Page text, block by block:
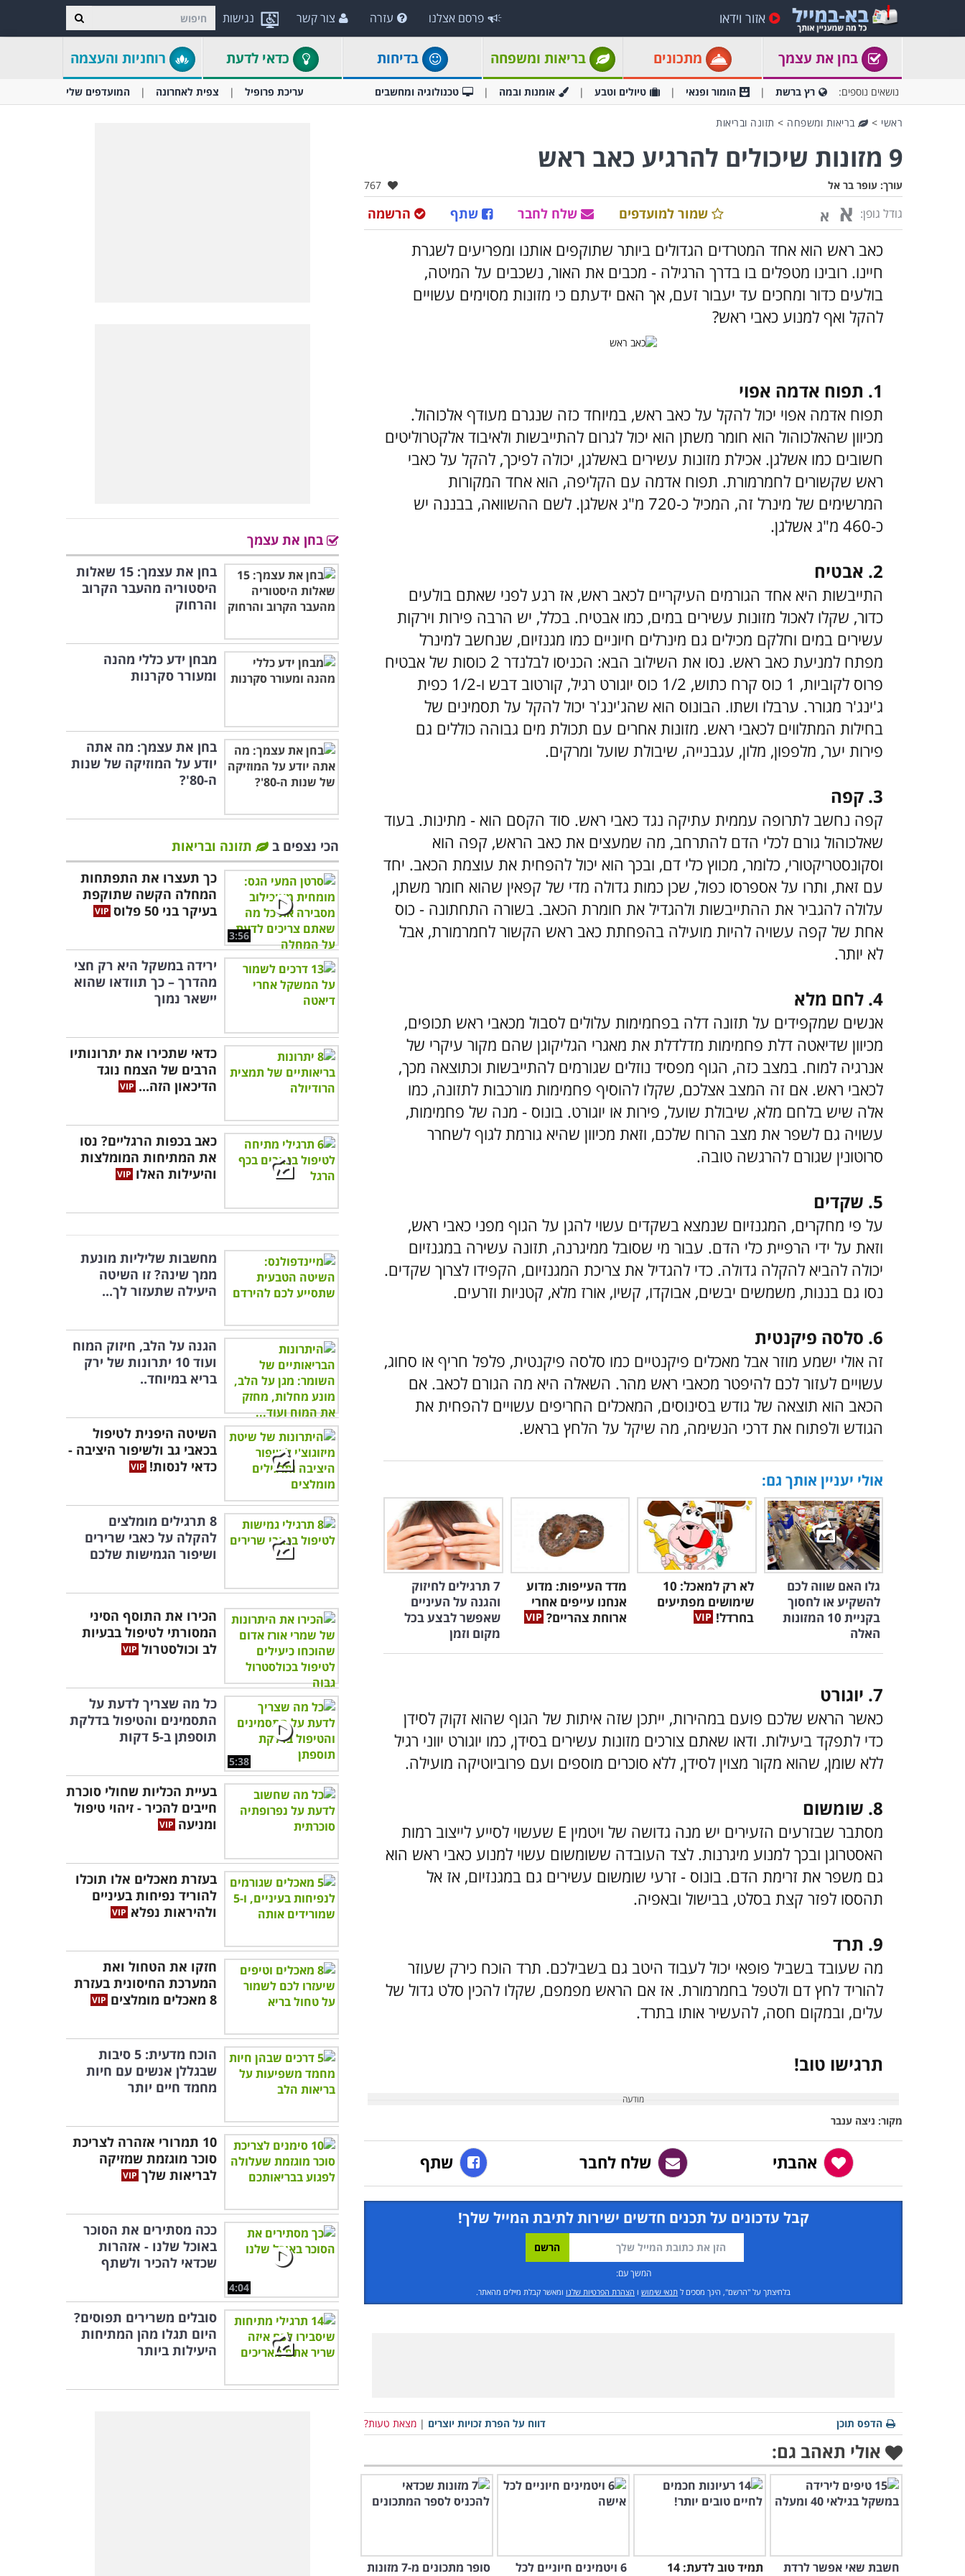
נגישות אזור וידאו פרסם אצלנו עזרה צור קשר
בחן את עצמך מתכונים בריאות ומשפחה בדיחות כדאי לדעת רוחניות והעצמה
נושאים נוספים: רץ ברשת הומור ופנאי טיולים וטבע אומנות ובמה טכנולוגיה ומחשבים עריכת פרופיל צפית לאחרונה המועדפים שלי
ראשי > בריאות ומשפחה > תזונה ובריאות
9 מזונות שיכולים להרגיע כאב ראש
עורך: עופר בר אל אהבו:
767
גודל גופן: א א הרשמה שתף שלח לחבר שמור למועדפים
כאב ראש הוא אחד המטרדים הגדולים ביותר שתוקפים אותנו ומפריעים לשגרת
חיינו. רובינו מטפלים בו בדרך הרגילה - מכבים את האור, נשכבים על המיטה,
בולעים כדור ומחכים עד יעבור זעם, אך האם ידעתם כי מזונות מסוימים עשויים
להקל ואף למנוע כאבי ראש?
1. תפוח אדמה אפוי
תפוח אדמה אפוי יכול להקל על כאב ראש, במיוחד כזה שנגרם מעודף אלכוהול.
מכיוון שהאלכוהול הוא חומר משתן הוא יכול לגרום להתייבשות ולאיבוד אלקטרוליטים
חשובים כמו אשלגן. אכילת מזונות עשירים באשלגן, יכולה לפיכך, להקל על כאבי
ראש שקשורים לחמרמורת. תפוח אדמה עם הקליפה, הוא אחד המקורות
המרשימים של מינרל זה, המכיל כ-720 מ"ג אשלגן. לשם ההשוואה, בבננה יש
כ-460 מ"ג אשלגן.
2. אבטיח
התייבשות היא אחד הגורמים העיקריים לכאב ראש, אז רגע לפני שאתם בולעים
כדור, שקלו לאכול מזונות עשירים במים, כמו אבטיח. בכלל, יש הרבה פירות וירקות
עשירים במים וחלקם מכילים גם מינרלים חיוניים כמו מגנזיום, שנחשב למינרל
מפתח למניעת כאב ראש. נסו את השילוב הבא: הכניסו לבלנדר 2 כוסות של אבטיח
פרוס לקוביות, 1 כוס קרח כתוש, 1/2 כוס יוגורט רגיל, קורטוב דבש ו-1/2 כפית
ג'ינג'ר מגורר. ערבלו ושתו. הבונוס הוא שהג'ינג'ר יכול להקל על תסמינים של
בחילות המתלווים לכאבי ראש. מזונות אחרים עם תכולת מים גבוהה כוללים גם
פירות יער, מלפפון, מלון, עגבנייה, שיבולת שועל ומרקים.
3. קפה
קפה נחשב לתרופה עממית עתיקה נגד כאבי ראש. סוד הקסם הוא - מתינות. בעוד
שאלכוהול גורם לכלי הדם להתרחב, מה שמעצים את כאב הראש, קפה הוא
וסקונסטריקטורי, כלומר, מכווץ כלי דם, ובכך הוא יכול להפחית את עוצמת הכאב. יחד
עם זאת, ותרו על אספרסו כפול, שכן כמות גדולה מדי של קפאין שהוא חומר משתן,
עלולה להגביר את ההתייבשות ולהגדיל את חומרת הכאב. בשורה התחתונה - כוס
אחת של קפה עשויה להיות מועילה בהפחתת כאב ראש הקשור לחמרמורת, אבל
לא יותר.
4. לחם מלא
אנשים שמקפידים על תזונה דלה בפחמימות עלולים לסבול מכאבי ראש תכופים,
מכיוון שדיאטה דלת פחמימות מדלדלת את מאגרי הגליקוגן שהם מקור עיקרי של
אנרגיה למוח. במצב כזה, הגוף מפסיד נוזלים שגורמים להתייבשות וכתוצאה מכך,
לכאבי ראש. אם זה המצב אצלכם, שקלו להוסיף פחמימות מורכבות לתזונה, כמו
אלה שיש בלחם מלא, שיבולת שועל, פירות או יוגורט. בונוס - מנה של פחמימות,
עשויה גם לשפר את מצב הרוח שלכם, וזאת מכיוון שהיא גורמת לגוף לשחרר
סרוטונין שגורם להרגשה טובה.
5. שקדים
על פי מחקרים, המגנזיום שנמצא בשקדים עשוי להגן על הגוף מפני כאבי ראש,
וזאת על ידי הרפיית כלי הדם. עבור מי שסובל ממיגרנה, תזונה עשירה במגנזיום
יכולה להביא להקלה גדולה. כדי להגדיל את צריכת המגנזיום, הקפידו לצרוך שקדים.
נסו גם בננות, משמשים יבשים, אבוקדו, קשיו, אורז מלא, קטניות וזרעים.
6. סלסה פיקנטית
זה אולי ישמע מוזר אבל מאכלים פיקנטיים כמו סלסה פיקנטית, פלפל חריף או סחוג,
עשויים לעזור לכם להיפטר מכאבי ראש מהר. השאלה היא מה הגורם לכאב. אם
הכאב הוא תוצאה של גודש בסינוסים, המאכלים החריפים עשויים להפחית את
הגודש ולפתוח את דרכי הנשימה, מה שיקל על הלחץ בראש.
אולי יעניין אותך גם:
גלו האם שווה לכם
להשקיע או לחסוך
בקניית 10 המזונות
האלה
לא רק למאכל: 10
שימושים מפתיעים
בחרדל!
מדד העייפות: מדוע
אנחנו עייפים אחרי
ארוחת צהריים?
7 תרגילים לחיזוק
והגנה על העיניים
שאפשר לבצע בכל
מקום וזמן
7. יוגורט
כאשר הראש שלכם פועם במהירות, ייתכן שזה איתות של הגוף שהוא זקוק לסידן
כדי לתפקד ביעילות. ודאו שאתם צורכים מזונות עשירים בסידן, כמו יוגורט יווני רגיל
ללא שומן, שהוא מקור מצוין לסידן, ללא סוכרים מוספים ועם פרוביוטיקה מועילה.
8. שומשום
מסתבר שבזרעים הזעירים יש מנה גדושה של ויטמין E שעשוי לסייע לייצוב רמות
האסטרוגן ובכך למנוע מיגרנות. לצד העובדה ששומשום עשוי למנוע כאבי ראש הוא
גם משפר את זרימת הדם. בונוס - זרעי שומשום עשירים גם במגנזיום, אז אל
תהססו לפזר קצת בסלט, בבישול ובאפיה.
9. תרד
מה שעובד בשביל פופאי יכול לעבוד היטב גם בשבילכם. תרד הוכח כירק שעוזר
להוריד לחץ דם ולטפל בחמרמורת. אז אם הראש מפמפם, שקלו להכין סלט גדול של
עלים, ובמקום חסה, להעשיר אותו בתרד.
תרגישו טוב!
מקור: ניצה ענבר
אהבתי שלח לחבר שתף
קבל עדכונים על תכנים חדשים ישירות לתיבת המייל שלך!
המשך עם:
בלחיצתך על "הרשם", הינך מסכים ל תנאי שימוש ו הצהרת הפרטיות שלנו ומאשר קבלת מיילים מהאתר.
דווח על הפרת זכויות יוצרים | מצאת טעות? הדפס תוכן
אולי תאהב גם:
חשבת שאי אפשר לרדת
תמיד טוב לדעת: 14
6 ויטמינים חיוניים לכל
סופר מתכונים מ-7 מזונות
בחן את עצמך
בחן את עצמך: 15 שאלות
היסטוריה מהעבר הקרוב
והרחוק
מבחן ידע כללי מהנה
ומעורר סקרנות
בחן את עצמך: מה אתה
יודע על המוזיקה של שנות
ה-80'?
הכי נצפים ב תזונה ובריאות
3:56
כך תעצרו את התפתחות
המחלה הקשה שתוקפת
בעיקר בני 50 פלוס
ירידה במשקל היא רק חצי
מהדרך – כך תוודאו שהוא
יישאר נמוך
כדאי שתכירו את יתרונותיו
הרבים של הצמח נוגד
הדיכאון הזה...
כאב בכפות הרגליים? נסו
את המתיחות המומלצות
והיעילות האלו
מחשבות שליליות מונעת
ממך שינה? זו השיטה
היעילה שתעזור לך...
הגנה על הלב, חיזוק המוח
ועוד 10 יתרונות של ירק
בריא במיוחד..
השיטה היפנית לטיפול
בכאבי גב ולשיפור היציבה -
כדאי לנסות!
8 תרגילים מומלצים
להקלה על כאבי שרירים
ושיפור הגמישות שלכם
הכירו את התוסף הסיני
המסורתי לטיפול בבעיות
לב וכולסטרול
5:38
כל מה שצריך לדעת על
התסמינים והטיפול בדלקת
תוספתן ב-5 דקות
בעיית הכליות שחולי סוכרת
חייבים להכיר - זיהוי טיפול
ומניעה
בעזרת מאכלים אלו תוכלו
להוריד נפיחות בעיניים
ולהיראות נפלא
חזקו את הטחול ואת
המערכת החיסונית בעזרת
8 מאכלים מומלצים
הוכח מדעית: 5 סיבות
שבגללן אנשים עם חיות
מחמד חיים יותר
10 תמרורי אזהרה לצריכת
סוכר מוגזמת שמזיקה
לבריאות שלך
4:04
ככה מסתירים את הסוכר
באוכל שלנו - אזהרות
שכדאי להכיר ולשתף
סובלים משרירים תפוסים?
היום תגלו מהן המתיחות
היעילות ביותר